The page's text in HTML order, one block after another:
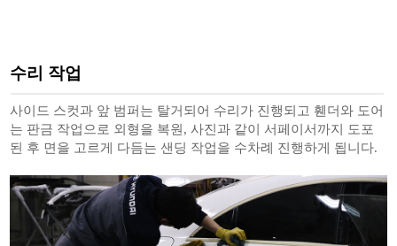
수리 작업
사이드 스컷과 앞 범퍼는 탈거되어 수리가 진행되고 휀더와 도어
는 판금 작업으로 외형을 복원, 사진과 같이 서페이서까지 도포
된 후 면을 고르게 다듬는 샌딩 작업을 수차례 진행하게 됩니다.